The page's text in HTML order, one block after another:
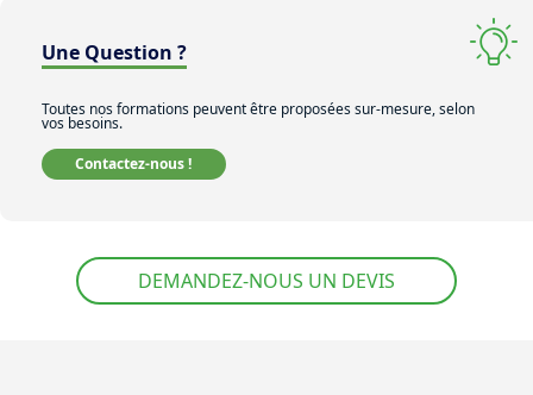
Une Question ?
Toutes nos formations peuvent être proposées sur-mesure, selon
vos besoins.
Contactez-nous !
DEMANDEZ-NOUS UN DEVIS